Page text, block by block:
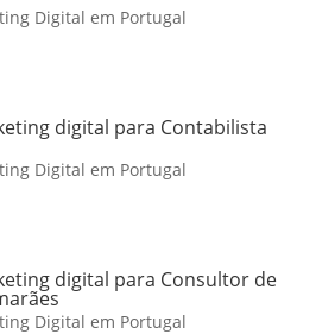
Digital em Portugal
digital para Contabilista
Digital em Portugal
digital para Consultor de
Digital em Portugal